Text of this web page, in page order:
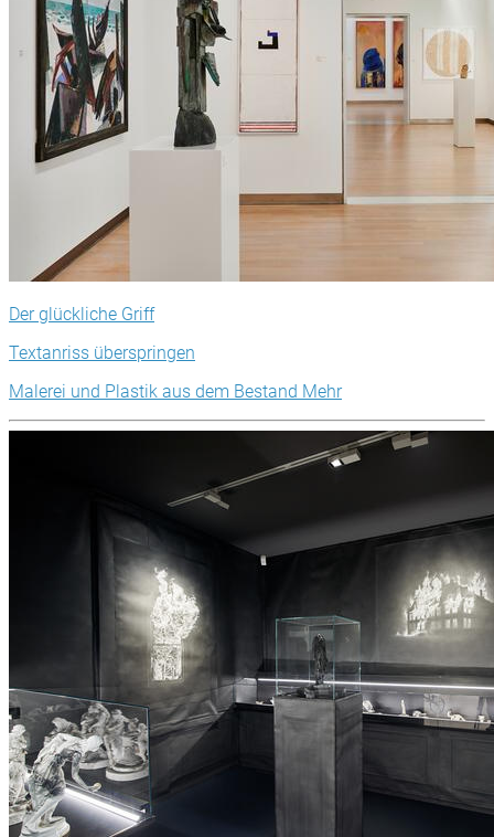
Der glückliche Griff
Textanriss überspringen
Malerei und Plastik aus dem Bestand Mehr